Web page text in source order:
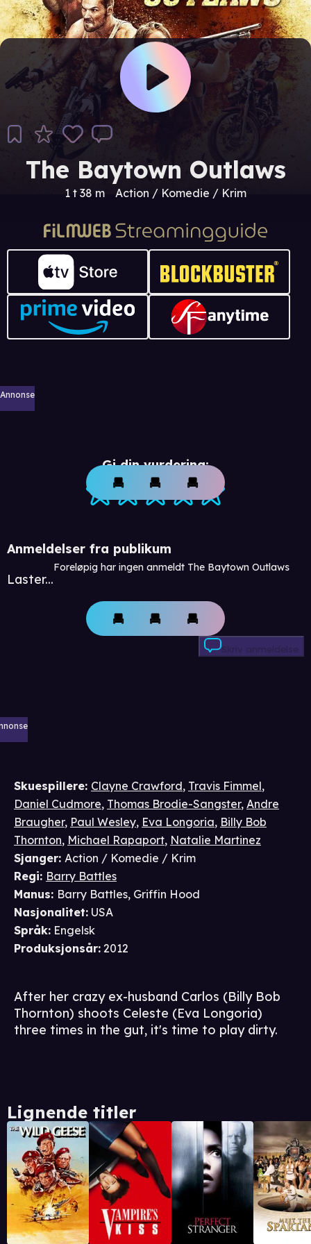
The Baytown Outlaws
1 t 38 m Action / Komedie / Krim
Annonse
Gi din vurdering:
Anmeldelser fra publikum
Laster...
Foreløpig har ingen anmeldt The Baytown Outlaws
Skriv anmeldelse
Skuespillere: Clayne Crawford, Travis Fimmel,
Daniel Cudmore, Thomas Brodie-Sangster, Andre
Braugher, Paul Wesley, Eva Longoria, Billy Bob
Thornton, Michael Rapaport, Natalie Martinez
Sjanger: Action / Komedie / Krim
Regi: Barry Battles
Manus: Barry Battles, Griffin Hood
Nasjonalitet: USA
Språk: Engelsk
Produksjonsår: 2012
After her crazy ex-husband Carlos (Billy Bob
Thornton) shoots Celeste (Eva Longoria)
three times in the gut, it's time to play dirty.
Lignende titler